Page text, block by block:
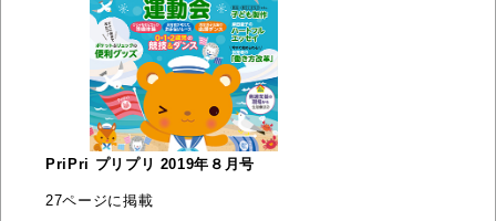
PriPri プリプリ 2019年８月号
27ページに掲載